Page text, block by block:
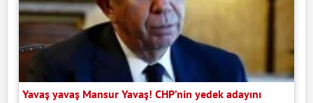
Yavaş yavaş Mansur Yavaş! CHP’nin yedek adayını